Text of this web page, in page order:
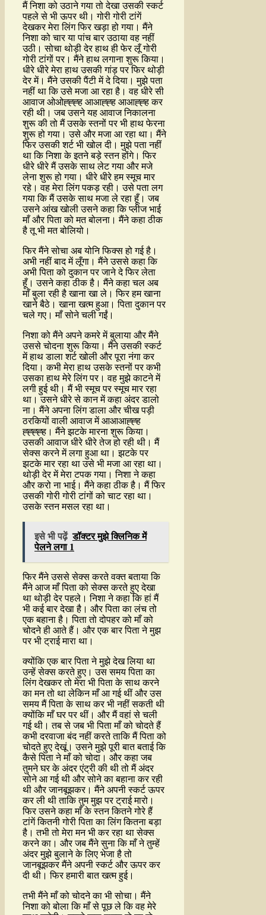
मैं निशा को उठाने गया तो देखा उसकी स्कर्ट
पहले से भी ऊपर थी। गोरी गोरी टांगें
देखकर मेरा लिंग फिर खड़ा हो गया। मैंने
निशा को चार या पांच बार उठाया वह नहीं
उठी। सोचा थोड़ी देर हाथ ही फेर लूँ गोरी
गोरी टांगों पर। मैंने हाथ लगाना शुरू किया।
धीरे धीरे मेरा हाथ उसकी गांड़ पर फिर थोड़ी
देर में। मैंने उसकी पैंटी में दे दिया। मुझे पता
नहीं था कि उसे मजा आ रहा है। वह धीरे सी
आवाज ओओह्ह्ह्ह आआह्ह्ह आआह्ह्ह कर
रही थी। जब उसने यह आवाज निकालना
शुरू की तो मैं उसके स्तनों पर भी हाथ फेरना
शुरू हो गया। उसे और मजा आ रहा था। मैंने
फिर उसकी शर्ट भी खोल दी। मुझे पता नहीं
था कि निशा के इतने बड़े स्तन होंगे। फिर
धीरे धीरे मैं उसके साथ लेट गया और मजे
लेना शुरू हो गया। धीरे धीरे हम स्मूच मार
रहे। वह मेरा लिंग पकड़ रही। उसे पता लग
गया कि मैं उसके साथ मजा ले रहा हूँ। जब
उसने आंख खोली उसने कहा कि प्लीज भाई
माँ और पिता को मत बोलना। मैंने कहा ठीक
है तू भी मत बोलियो।
फिर मैंने सोचा अब योनि फिक्स हो गई है।
अभी नहीं बाद में लूँगा। मैंने उससे कहा कि
अभी पिता को दुकान पर जाने दे फिर लेता
हूँ। उसने कहा ठीक है। मैंने कहा चल अब
माँ बुला रही है खाना खा ले। फिर हम खाना
खाने बैठे। खाना खत्म हुआ। पिता दुकान पर
चले गए। माँ सोने चली गईं।
निशा को मैंने अपने कमरे में बुलाया और मैंने
उससे चोदना शुरू किया। मैंने उसकी स्कर्ट
में हाथ डाला शर्ट खोली और पूरा नंगा कर
दिया। कभी मेरा हाथ उसके स्तनों पर कभी
उसका हाथ मेरे लिंग पर। वह मुझे काटने में
लगी हुई थी। मैं भी स्मूच पर स्मूच मार रहा
था। उसने धीरे से कान में कहा अंदर डालो
ना। मैंने अपना लिंग डाला और चीख पड़ी
ठरकियों वाली आवाज में आआआह्ह्ह
ह्ह्ह्ह्ह। मैंने झटके मारना शुरू किया।
उसकी आवाज धीरे धीरे तेज हो रही थी। मैं
सेक्स करने में लगा हुआ था। झटके पर
झटके मार रहा था उसे भी मजा आ रहा था।
थोड़ी देर में मेरा टपक गया। निशा ने कहा
और करो ना भाई। मैंने कहा ठीक है। मैं फिर
उसकी गोरी गोरी टांगों को चाट रहा था।
उसके स्तन मसल रहा था।
इसे भी पढ़ें डॉक्टर मुझे क्लिनिक में
पेलने लगा 1
फिर मैंने उससे सेक्स करते वक्त बताया कि
मैंने आज माँ पिता को सेक्स करते हुए देखा
था थोड़ी देर पहले। निशा ने कहा कि हां मैं
भी कई बार देखा है। और पिता का लंच तो
एक बहाना है। पिता तो दोपहर को माँ को
चोदने ही आते हैं। और एक बार पिता ने मुझ
पर भी ट्राई मारा था।
क्योंकि एक बार पिता ने मुझे देख लिया था
उन्हें सेक्स करते हुए। उस समय पिता का
लिंग देखकर तो मेरा भी पिता के साथ करने
का मन तो था लेकिन माँ आ गई थीं और उस
समय मैं पिता के साथ कर भी नहीं सकती थी
क्योंकि माँ घर पर थीं। और मैं वहां से चली
गई थी। तब से जब भी पिता माँ को चोदते हैं
कभी दरवाजा बंद नहीं करते ताकि मैं पिता को
चोदते हुए देखूं। उसने मुझे पूरी बात बताई कि
कैसे पिता ने माँ को चोदा। और कहा जब
तुमने घर के अंदर एंट्री की थी तो मैं अंदर
सोने आ गई थी और सोने का बहाना कर रही
थी और जानबूझकर। मैंने अपनी स्कर्ट ऊपर
कर ली थी ताकि तुम मुझ पर ट्राई मारो।
फिर उसने कहा माँ के स्तन कितने गोरे हैं
टांगें कितनी गोरी पिता का लिंग कितना बड़ा
है। तभी तो मेरा मन भी कर रहा था सेक्स
करने का। और जब मैंने सुना कि माँ ने तुम्हें
अंदर मुझे बुलाने के लिए भेजा है तो
जानबूझकर मैंने अपनी स्कर्ट और ऊपर कर
दी थी। फिर हमारी बात खत्म हुई।
तभी मैंने माँ को चोदने का भी सोचा। मैंने
निशा को बोला कि माँ से पूछ ले कि वह मेरे